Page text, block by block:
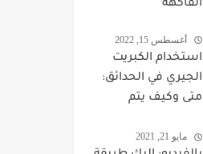
الفاكهة
أغسطس 15, 2022
استخدام الكبريت
الجيري في الحدائق:
متى وكيف يتم
الجيري؟
مايو 21, 2021